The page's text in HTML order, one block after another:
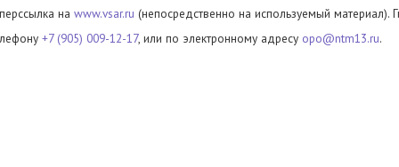
на www.vsar.ru (непосредственно на используемый материал).
+7 (905) 009-12-17, или по электронному адресу opo@ntm13.ru.